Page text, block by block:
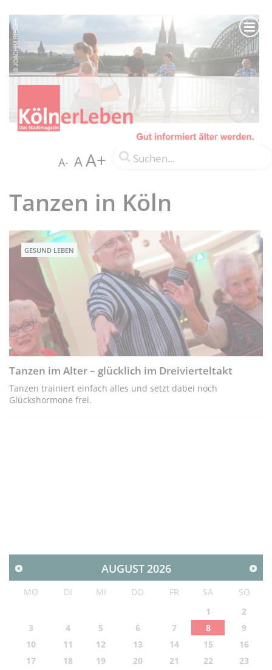
A- AA+
Tanzen in Köln
GESUND LEBEN
Tanzen im Alter – glücklich im Dreivierteltakt
Tanzen trainiert einfach alles und setzt dabei noch
Glückshormone frei.
AUGUST2026
MO DI MI DO FR SA
SO
1
2
3
4 5 6 7 8
9
10
11 12 13 14 15
16
17
18 19 20 21 22
23